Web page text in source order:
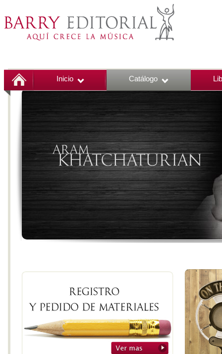
Inicio Catálogo